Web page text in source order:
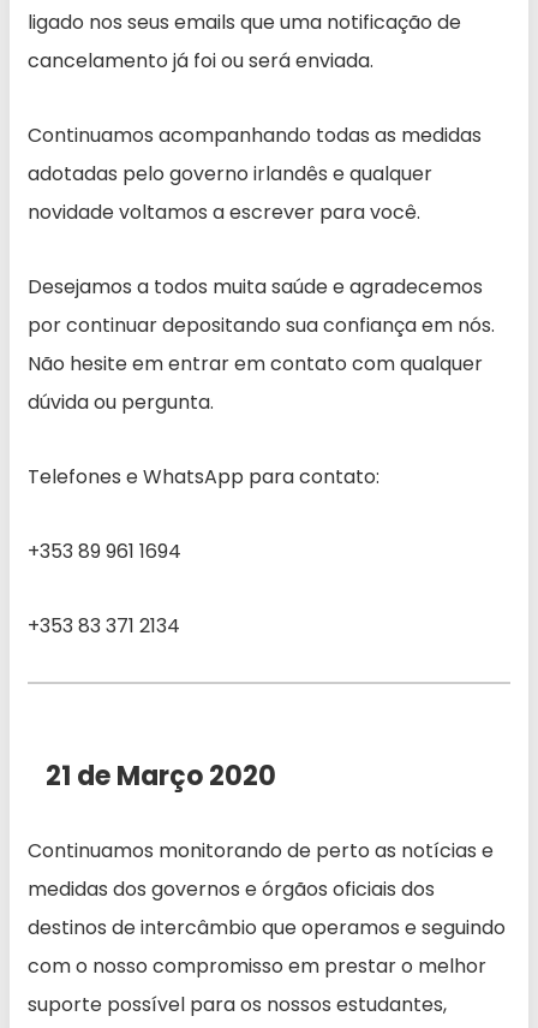
ligado nos seus emails que uma notificação de
cancelamento já foi ou será enviada.
Continuamos acompanhando todas as medidas
adotadas pelo governo irlandês e qualquer
novidade voltamos a escrever para você.
Desejamos a todos muita saúde e agradecemos
por continuar depositando sua confiança em nós.
Não hesite em entrar em contato com qualquer
dúvida ou pergunta.
Telefones e WhatsApp para contato:
+353 89 961 1694
+353 83 371 2134
21 de Março 2020
Continuamos monitorando de perto as notícias e
medidas dos governos e órgãos oficiais dos
destinos de intercâmbio que operamos e seguindo
com o nosso compromisso em prestar o melhor
suporte possível para os nossos estudantes,